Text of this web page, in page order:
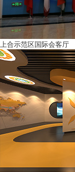
上合示范区国际会客厅